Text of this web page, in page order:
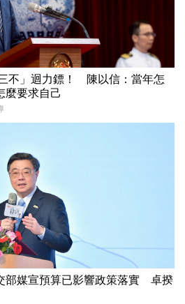
不」迴力鏢！ 陳以信：當年怎
麼要求自己
部媒宣預算已影響政策落實 卓揆